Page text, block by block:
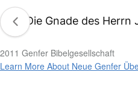
21 Die Gnade des Herrn
2011 Genfer Bibelgesellschaft
Learn More About Neue Genfer